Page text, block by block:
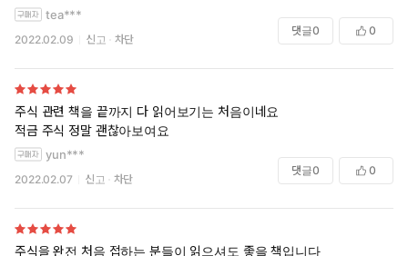
tea***
2022.02.09 신고 차단
댓글0 0
주식 관련 책을 끝까지 다 읽어보기는 처음이네요
적금 주식 정말 괜찮아보여요
yun***
2022.02.07 신고 차단
댓글0 0
주식을 완전 처음 접하는 분들이 읽으셔도 좋을 책입니다